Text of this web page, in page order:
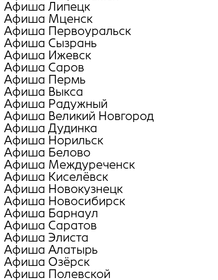
Афиша Липецк
Афиша Мценск
Афиша Первоуральск
Афиша Сызрань
Афиша Ижевск
Афиша Саров
Афиша Пермь
Афиша Выкса
Афиша Радужный
Афиша Великий Новгород
Афиша Дудинка
Афиша Норильск
Афиша Белово
Афиша Междуреченск
Афиша Киселёвск
Афиша Новокузнецк
Афиша Новосибирск
Афиша Барнаул
Афиша Саратов
Афиша Элиста
Афиша Алатырь
Афиша Озёрск
Афиша Полевской